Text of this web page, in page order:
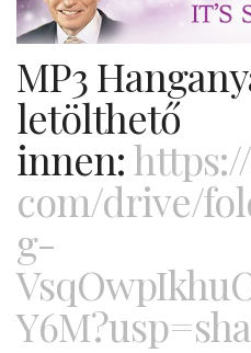
MP3
letölthető
innen:
com/drive/
g-